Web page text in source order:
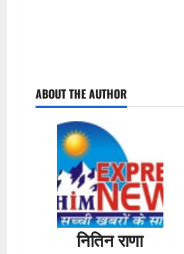
o
ABOUT THE AUTHOR
नितिन राणा